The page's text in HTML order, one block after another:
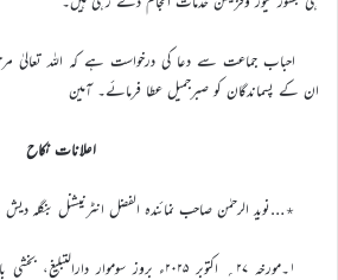
احباب جماعت سے دعا کی درخواست ہے کہ اللہ تعالیٰ
ان کے پسماندگان کو صبرجمیل عطا فرمائے۔ آمین
اعلانات نکاح
٭…نوید الرحمٰن صاحب نمائندہ الفضل انٹرنیشنل بنگلہ دیش
۱۔مورخہ ۲۷؍ اکتوبر ۲۰۲۵ء بروز سوموار